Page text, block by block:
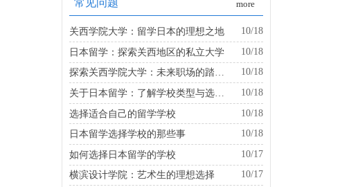
常见问题 more
关西学院大学：留学日本的理想之地
10/18
日本留学：探索关西地区的私立大学
10/18
探索关西学院大学：未来职场的踏板是什么？
10/18
10/18
选择适合自己的留学学校
10/18
日本留学选择学校的那些事
10/18
如何选择日本留学的学校
10/17
横滨设计学院：艺术生的理想选择
10/17